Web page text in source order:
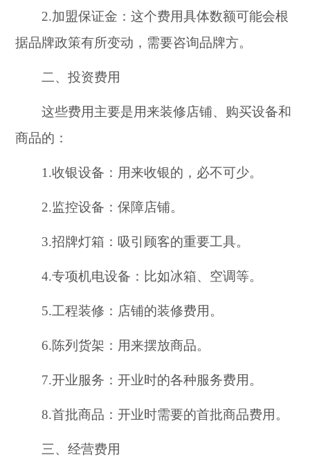
2.加盟保证金：这个费用具体数额可能会根
据品牌政策有所变动，需要咨询品牌方。
二、投资费用
这些费用主要是用来装修店铺、购买设备和
商品的：
1.收银设备：用来收银的，必不可少。
2.监控设备：保障店铺。
3.招牌灯箱：吸引顾客的重要工具。
4.专项机电设备：比如冰箱、空调等。
5.工程装修：店铺的装修费用。
6.陈列货架：用来摆放商品。
7.开业服务：开业时的各种服务费用。
8.首批商品：开业时需要的首批商品费用。
三、经营费用